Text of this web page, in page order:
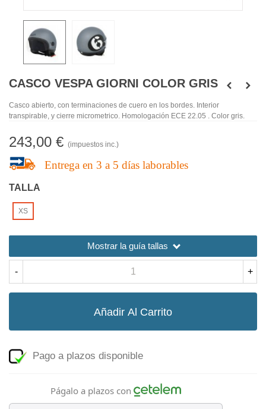
CASCO VESPA GIORNI COLOR GRIS
Casco abierto, con terminaciones de cuero en los bordes. Interior
transpirable, y cierre micrometrico. Homologación ECE 22.05 . Color gris.
243,00 € (impuestos inc.)
Entrega en 3 a 5 días laborables
TALLA
XS
Mostrar la guía tallas
- +
Añadir Al Carrito
Pago a plazos disponible
Págalo a plazos con